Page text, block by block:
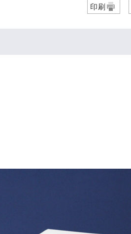
印刷